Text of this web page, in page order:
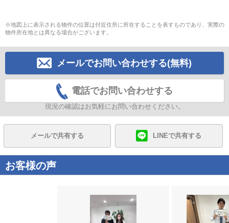
※地図上に表示される物件の位置は付近住所に所在することを表すものであり、実際の
物件所在地とは異なる場合がございます。
メールでお問い合わせする(無料)
電話でお問い合わせする
現況の確認はお気軽にお問い合わせください。
メールで共有する LINEで共有する
お客様の声